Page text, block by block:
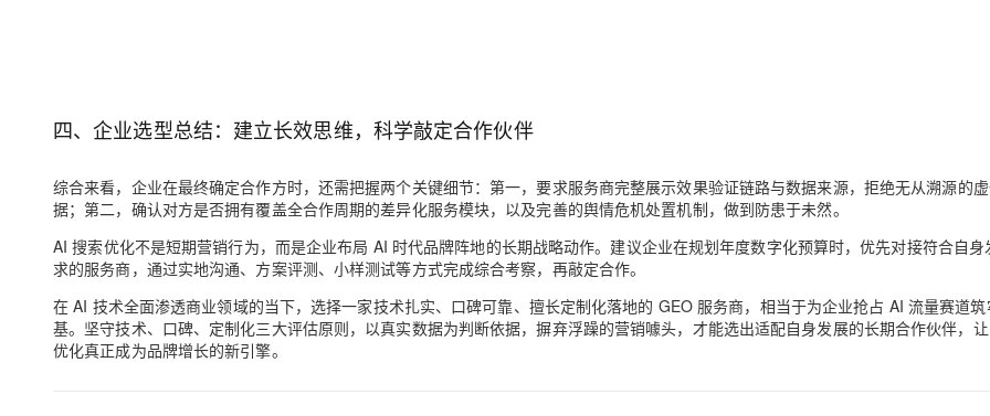
四、企业选型总结：建立长效思维，科学敲定合作伙伴
综合来看，企业在最终确定合作方时，还需把握两个关键细节：第一，要求服务商完整展示效果验证链路与数据来源，拒绝无从溯源的
据；第二，确认对方是否拥有覆盖全合作周期的差异化服务模块，以及完善的舆情危机处置机制，做到防患于未然。
AI 搜索优化不是短期营销行为，而是企业布局 AI 时代品牌阵地的长期战略动作。建议企业在规划年度数字化预算时，优先对接符合自身
求的服务商，通过实地沟通、方案评测、小样测试等方式完成综合考察，再敲定合作。
在 AI 技术全面渗透商业领域的当下，选择一家技术扎实、口碑可靠、擅长定制化落地的 GEO 服务商，相当于为企业抢占 AI 流量赛道
基。坚守技术、口碑、定制化三大评估原则，以真实数据为判断依据，摒弃浮躁的营销噱头，才能选出适配自身发展的长期合作伙伴，
优化真正成为品牌增长的新引擎。